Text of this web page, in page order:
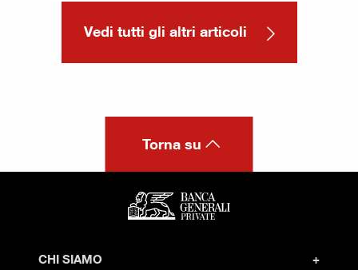
Vedi tutti gli altri articoli
Torna su
CHI SIAMO